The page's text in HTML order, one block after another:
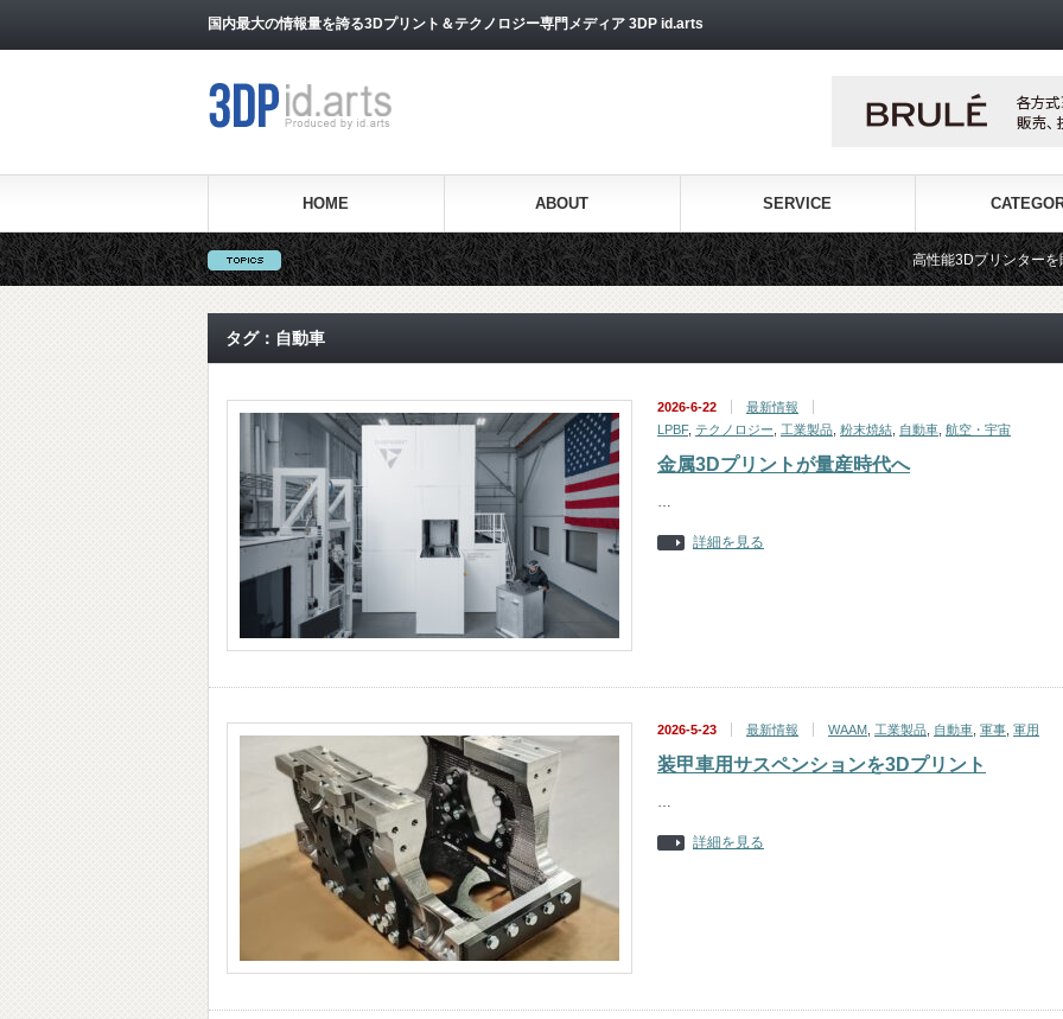
国内最大の情報量を誇る3Dプリント＆テクノロジー専門メディア 3DP id.arts
HOME ABOUT SERVICE
高性能3Dプリンターを販売する3Dプリン
タグ：自動車
2026-6-22
最新情報
LPBF, テクノロジー 工業製品 粉末焼結 自動車 航空・宇宙
金属3Dプリントが量産時代へ
…
詳細を見る
2026-5-23 最新情報 WAAM 工業製品 自動車 軍事 軍用
装甲車用サスペンションを3Dプリント
…
詳細を見る